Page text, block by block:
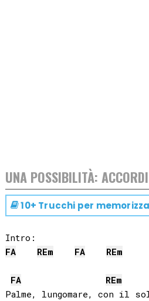
UNA POSSIBILITÀ: ACCORDI
10+ Trucchi per
FA
REm FA REm
FA REm
Palme, lungomare, con il